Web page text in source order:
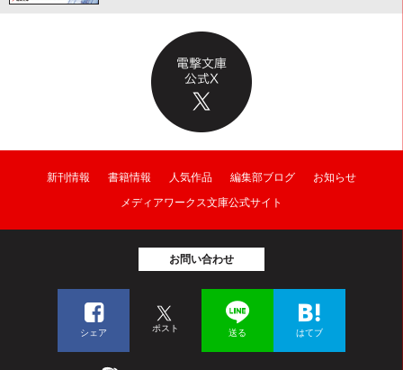
新刊情報 書籍情報 人気作品 編集部ブログ
お知らせ
メディアワークス文庫公式サイト
お問い合わせ
シェア ポスト 送る はてブ